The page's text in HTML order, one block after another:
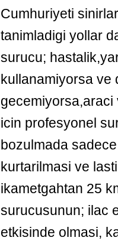
Cumhuriyeti
tanimladigi yollar
surucu;
kullanamiyorsa ve
icin profesyonel
bozulmada
kurtarilmasi ve
ikametgahtan 25
surucusunun; ilac
etkisinde olmasi,